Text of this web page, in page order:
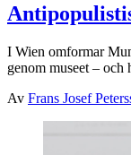
I Wien omformar
genom museet – och
Av Frans Josef